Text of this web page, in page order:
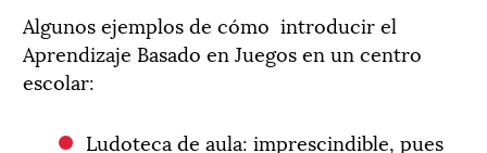
Algunos ejemplos de cómo introducir el
Aprendizaje Basado en Juegos en un centro
escolar:
Ludoteca de aula: imprescindible, pues